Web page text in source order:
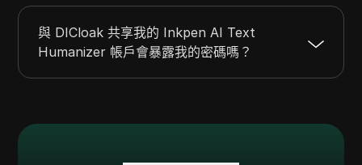
與 DICloak 共享我的 Inkpen AI Text
Humanizer 帳戶會暴露我的密碼嗎？